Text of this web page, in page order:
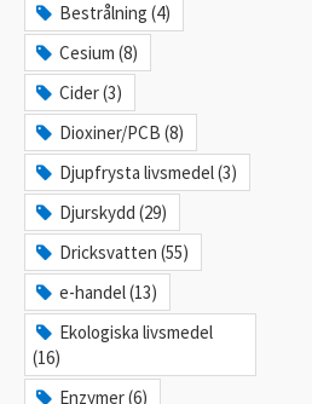
Bestrålning (4)
Cesium (8)
Cider (3)
Dioxiner/PCB (8)
Djupfrysta livsmedel (3)
Djurskydd (29)
Dricksvatten (55)
e-handel (13)
Ekologiska livsmedel
(16)
Enzymer (6)